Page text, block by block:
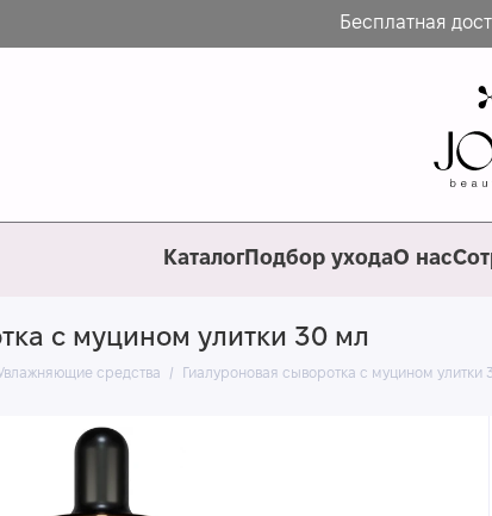
Бесплатная
КаталогПодбор уходаО нас
с муцином улитки 30 мл
средства Гиалуроновая сыворотка с муцином улитки